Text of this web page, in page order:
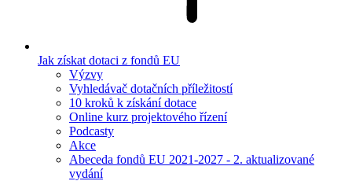
Jak získat dotaci z fondů EU
Výzvy
Vyhledávač dotačních příležitostí
10 kroků k získání dotace
Online kurz projektového řízení
Podcasty
Akce
Abeceda fondů EU 2021-2027 - 2. aktualizované
vydání